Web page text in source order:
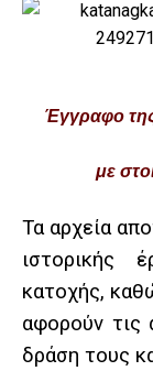
Έγγραφο
με
Τα αρχεία
ιστορικής
κατοχής,
αφορούν τις
δράση τους